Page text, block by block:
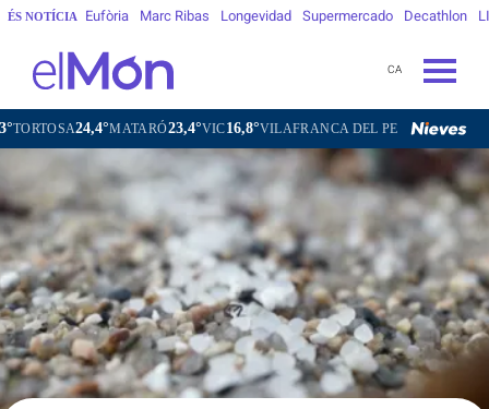
ÉS NOTÍCIA Eufòria Marc Ribas Longevidad Supermercado Decathlon
CA
MATARÓ23,4°VIC16,8°VILAFRANCA DEL PENEDÈS20,9° VILANOVA I